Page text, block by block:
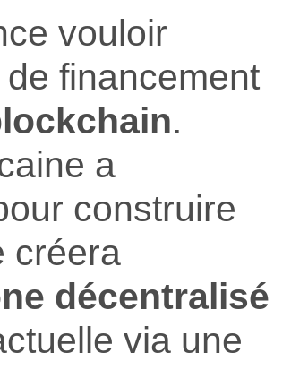
vouloir
financement
.
a
construire
créera
décentralisé
via une